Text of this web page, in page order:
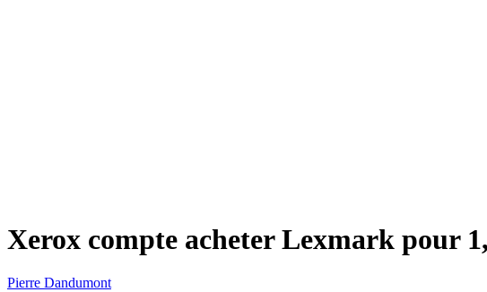
Xerox compte acheter Lexmark pour
Pierre Dandumont